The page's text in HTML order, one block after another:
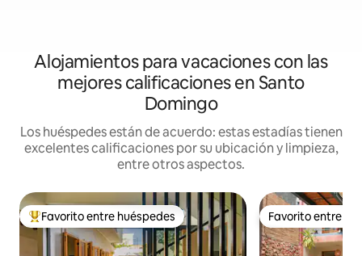
Alojamientos para vacaciones con las
mejores calificaciones en Santo
Domingo
Los huéspedes están de acuerdo: estas estadías tienen
excelentes calificaciones por su ubicación y limpieza,
entre otros aspectos.
Favorito entre los huéspedes más destacados
Favorito entre huéspedes Favorito entre
Favorito entre